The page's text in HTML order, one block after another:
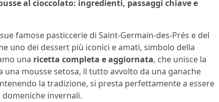
al cioccolato: ingredienti, passaggi chiave e
famose pasticcerie di Saint-Germain-des-Prés e del
uno dei dessert più iconici e amati, simbolo della
una ricetta completa e aggiornata, che unisce la
mousse setosa, il tutto avvolto da una ganache
la tradizione, si presta perfettamente a essere
invernali.